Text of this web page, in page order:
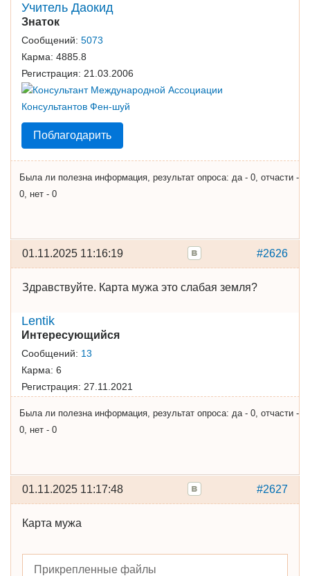
Учитель Даокид
Знаток
Сообщений: 5073
Карма: 4885.8
Регистрация: 21.03.2006
Поблагодарить
Была ли полезна информация, результат опроса: да - 0, отчасти -
0, нет - 0
#2626
01.11.2025 11:16:19
Здравствуйте. Карта мужа это слабая земля?
Lentik
Интересующийся
Сообщений: 13
Карма: 6
Регистрация: 27.11.2021
Была ли полезна информация, результат опроса: да - 0, отчасти -
0, нет - 0
#2627
01.11.2025 11:17:48
Карта мужа
Прикрепленные файлы